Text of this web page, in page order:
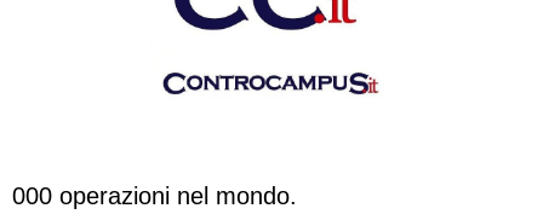
000 operazioni nel mondo.